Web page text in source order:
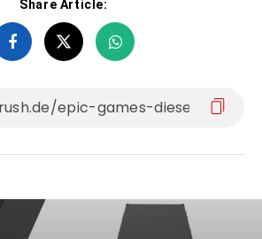
Share Article: